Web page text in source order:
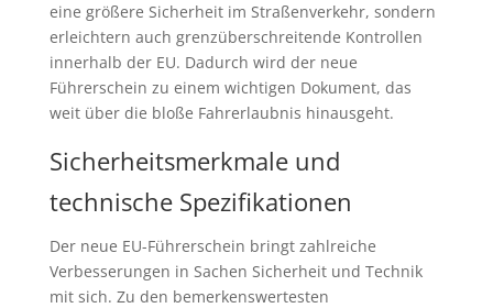
eine größere Sicherheit im Straßenverkehr, sondern
erleichtern auch grenzüberschreitende Kontrollen
innerhalb der EU. Dadurch wird der neue
Führerschein zu einem wichtigen Dokument, das
weit über die bloße Fahrerlaubnis hinausgeht.
Sicherheitsmerkmale und
technische Spezifikationen
Der neue EU-Führerschein bringt zahlreiche
Verbesserungen in Sachen Sicherheit und Technik
mit sich. Zu den bemerkenswertesten